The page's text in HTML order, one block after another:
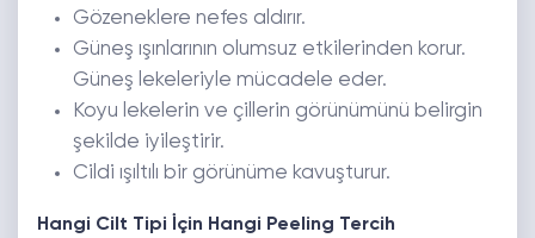
Gözeneklere nefes aldırır.
Güneş ışınlarının olumsuz etkilerinden korur.
Güneş lekeleriyle mücadele eder.
Koyu lekelerin ve çillerin görünümünü belirgin
şekilde iyileştirir.
Cildi ışıltılı bir görünüme kavuşturur.
Hangi Cilt Tipi İçin Hangi Peeling Tercih